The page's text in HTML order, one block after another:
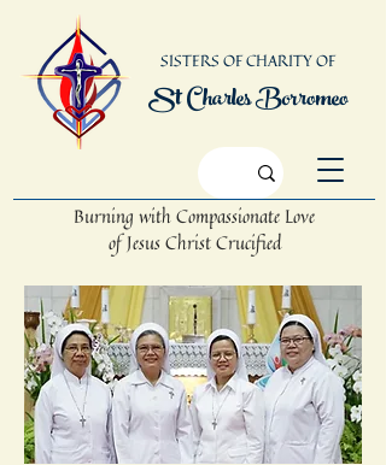
Burning with Compassionate Love
of Jesus Christ Crucified
St Charles Borromeo
SISTERS OF CHARITY OF